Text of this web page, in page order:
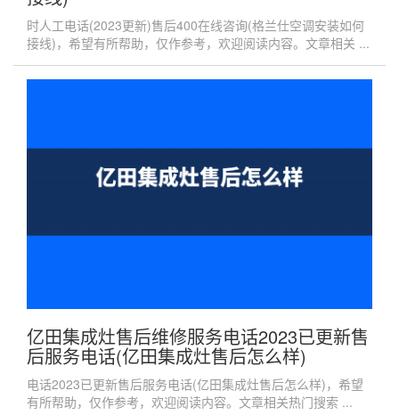
时人工电话(2023更新)售后400在线咨询(格兰仕空调安装如何
接线)，希望有所帮助，仅作参考，欢迎阅读内容。文章相关 ...
亿田集成灶售后维修服务电话2023已更新售
后服务电话(亿田集成灶售后怎么样)
电话2023已更新售后服务电话(亿田集成灶售后怎么样)，希望
有所帮助，仅作参考，欢迎阅读内容。文章相关热门搜索 ...